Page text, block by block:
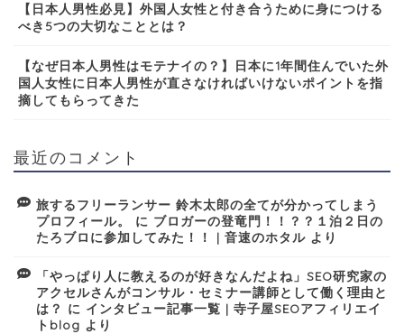
【日本人男性必見】外国人女性と付き合うために身につける
べき5つの大切なこととは？
【なぜ日本人男性はモテナイの？】日本に1年間住んでいた外
国人女性に日本人男性が直さなければいけないポイントを指
摘してもらってきた
最近のコメント
旅するフリーランサー 鈴木太郎の全てが分かってしまう
プロフィール。
に ブロガーの登竜門！！？？１泊２日の
たろブロに参加してみた！！ | 音速のホタル より
「やっぱり人に教えるのが好きなんだよね」SEO研究家の
アクセルさんがコンサル・セミナー講師として働く理由と
は？ に インタビュー記事一覧 | 寺子屋SEOアフィリエイ
トblog より